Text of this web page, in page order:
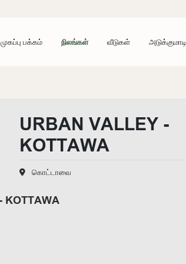
முகப்பு பக்கம் நிலங்கள் வீடுகள் அடுக்குமாடி
URBAN VALLEY -
KOTTAWA
கொட்டாவை